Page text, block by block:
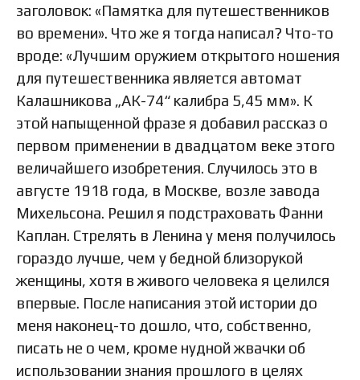
заголовок: «Памятка для путешественников
во времени». Что же я тогда написал? Что-то
вроде: «Лучшим оружием открытого ношения
для путешественника является автомат
Калашникова „АК-74“ калибра 5,45 мм». К
этой напыщенной фразе я добавил рассказ о
первом применении в двадцатом веке этого
величайшего изобретения. Случилось это в
августе 1918 года, в Москве, возле завода
Михельсона. Решил я подстраховать Фанни
Каплан. Стрелять в Ленина у меня получилось
гораздо лучше, чем у бедной близорукой
женщины, хотя в живого человека я целился
впервые. После написания этой истории до
меня наконец-то дошло, что, собственно,
писать не о чем, кроме нудной жвачки об
использовании знания прошлого в целях